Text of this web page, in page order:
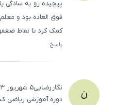
پیچیده رو به سادگی
فوق‌ العاده بود و
کمک کرد تا نقاط
پاسخ
ن نگاررضایی۵ شهریور ۱۴۰۳
دوره آموزشی ریاضی